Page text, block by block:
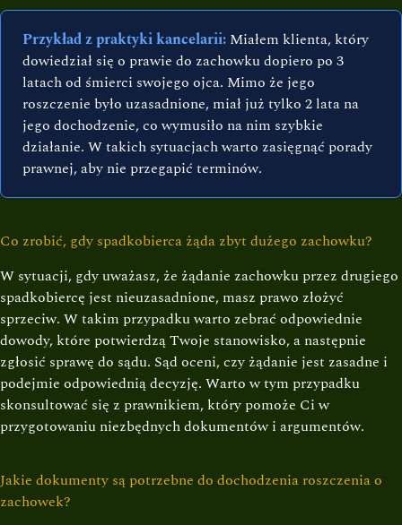
Przykład z praktyki kancelarii: Miałem klienta, który
dowiedział się o prawie do zachowku dopiero po 3
latach od śmierci swojego ojca. Mimo że jego
roszczenie było uzasadnione, miał już tylko 2 lata na
jego dochodzenie, co wymusiło na nim szybkie
działanie. W takich sytuacjach warto zasięgnąć porady
prawnej, aby nie przegapić terminów.
Co zrobić, gdy spadkobierca żąda zbyt dużego zachowku?
W sytuacji, gdy uważasz, że żądanie zachowku przez drugiego
spadkobiercę jest nieuzasadnione, masz prawo złożyć
sprzeciw. W takim przypadku warto zebrać odpowiednie
dowody, które potwierdzą Twoje stanowisko, a następnie
zgłosić sprawę do sądu. Sąd oceni, czy żądanie jest zasadne i
podejmie odpowiednią decyzję. Warto w tym przypadku
skonsultować się z prawnikiem, który pomoże Ci w
przygotowaniu niezbędnych dokumentów i argumentów.
Jakie dokumenty są potrzebne do dochodzenia roszczenia o
zachowek?